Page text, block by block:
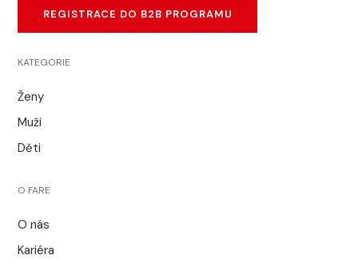
REGISTRACE DO B2B PROGRAMU
KATEGORIE
Ženy
Muži
Děti
O FARE
O nás
Kariéra